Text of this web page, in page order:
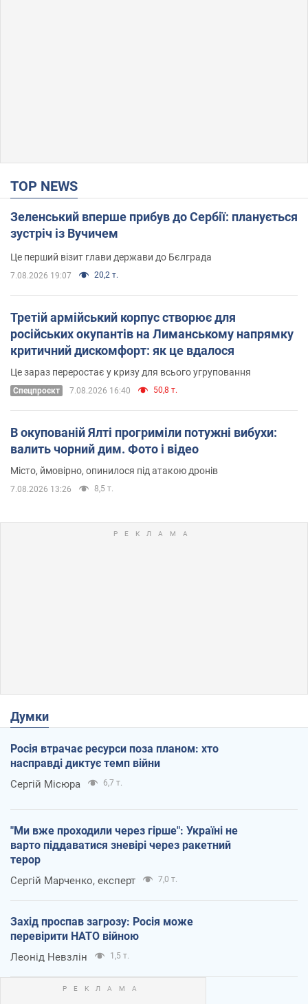
TOP NEWS
Зеленський вперше прибув до Сербії: планується
зустріч із Вучичем
Це перший візит глави держави до Бєлграда
7.08.2026 19:07 20,2 т.
Третій армійський корпус створює для
російських окупантів на Лиманському напрямку
критичний дискомфорт: як це вдалося
Це зараз переростає у кризу для всього угруповання
Cпецпроєкт 7.08.2026 16:40 50,8 т.
В окупованій Ялті прогриміли потужні вибухи:
валить чорний дим. Фото і відео
Місто, ймовірно, опинилося під атакою дронів
7.08.2026 13:26 8,5 т.
Думки
Росія втрачає ресурси поза планом: хто
насправді диктує темп війни
Сергій Місюра 6,7 т.
"Ми вже проходили через гірше": Україні не
варто піддаватися зневірі через ракетний
терор
Сергій Марченко, експерт 7,0 т.
Захід проспав загрозу: Росія може
перевірити НАТО війною
Леонід Невзлін 1,5 т.